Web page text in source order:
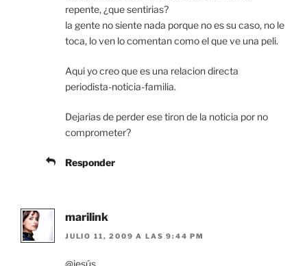
repente, ¿que sentirias?
la gente no siente nada porque no es su caso, no le
toca, lo ven lo comentan como el que ve una peli.
Aqui yo creo que es una relacion directa
periodista-noticia-familia.
Dejarias de perder ese tiron de la noticia por no
comprometer?
Responder
marilink
JULIO 11, 2009 A LAS 9:44 PM
@jesús